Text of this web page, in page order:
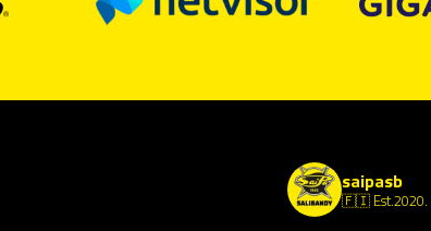
saipasb
🇫🇮 Est.2020.